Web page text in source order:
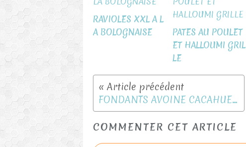
RAVIOLES XXL A L
A BOLOGNAISE
PATES AU POULET
ET HALLOUMI GRIL
LE
FONDANTS AVOINE CACAHUETE
COMMENTER CET ARTICLE